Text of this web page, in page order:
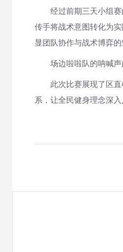
经过前期三天小组赛的
传手将战术意图转化为
显团队协作与战术博弈
场边啦啦队的呐喊声此
此次比赛展现了区直机
系，让全民健身理念深